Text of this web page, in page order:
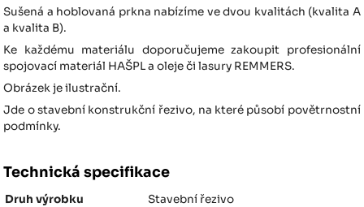
Sušená a hoblovaná prkna nabízíme ve dvou kvalitách (kvalita A
a kvalita B).
Ke každému materiálu doporučujeme zakoupit profesionální
spojovací materiál HAŠPL a oleje či lasury REMMERS.
Obrázek je ilustrační.
Jde o stavební konstrukční řezivo, na které působí povětrnostní
podmínky.
Technická specifikace
Druh výrobku
Stavební řezivo